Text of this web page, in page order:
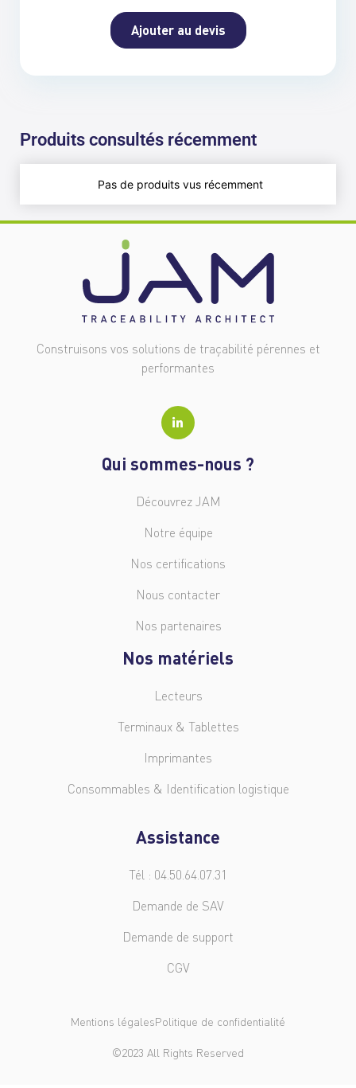
Ajouter au devis
Produits consultés récemment
Pas de produits vus récemment
Construisons vos solutions de traçabilité pérennes et
performantes
Qui sommes-nous ?
Découvrez JAM
Notre équipe
Nos certifications
Nous contacter
Nos partenaires
Nos matériels
Lecteurs
Terminaux & Tablettes
Imprimantes
Consommables & Identification logistique
Assistance
Tél : 04.50.64.07.31
Demande de SAV
Demande de support
CGV
Mentions légalesPolitique de confidentialité
©2023 All Rights Reserved